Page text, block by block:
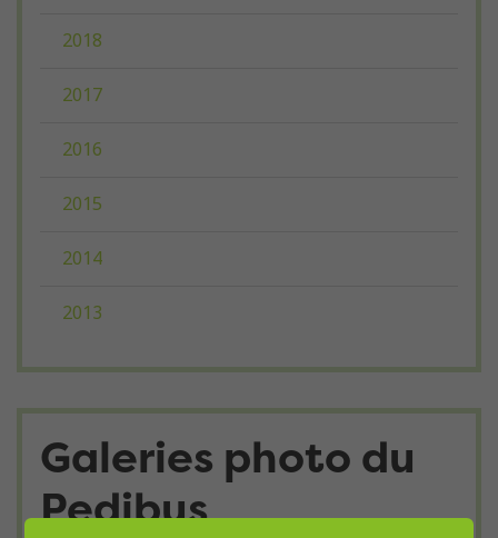
2018
2017
2016
2015
2014
2013
Galeries photo du
Pedibus